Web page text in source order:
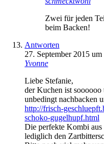
Zwei für jeden
beim Backen!
Antworten
27. September 2015
Yvonne
Liebe Stefanie,
der Kuchen ist soooooo
unbedingt nachbacken
http://frisch-
schoko-gugelhupf.html
Die perfekte Kombi
lediglich den